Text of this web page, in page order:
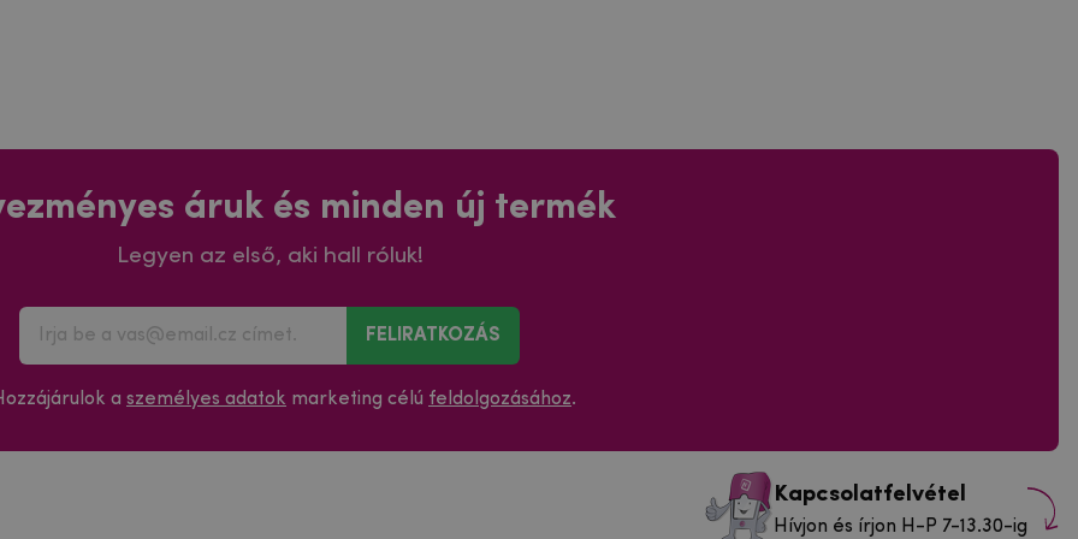
áruk és minden új termék
Legyen az első, aki hall róluk!
FELIRATKOZÁS
a személyes adatok marketing célú feldolgozásához.
Kapcsolatfelvétel
Hívjon és írjon H-P 7-13.30-ig